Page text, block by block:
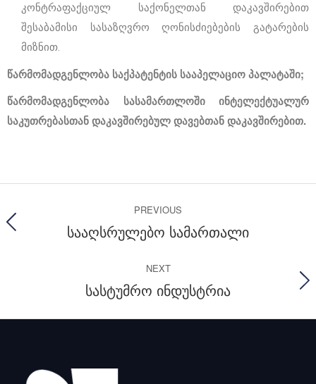
კონტრაფაქციულ საქონელთან დაკავშირებით
შესაბამისი სასაზღვრო ღონისძიებების გატარების
მიზნით.
წარმომადგენლობა საქპატენტის სააპელაციო პალატაში;
წარმომადგენლობა სასამართლოში ინტელექტუალურ
საკუთრებასთან დაკავშირებულ დავებთან დაკავშირებით.
PREVIOUS
სააღსრულებო სამართალი
NEXT
სასტუმრო ინდუსტრია